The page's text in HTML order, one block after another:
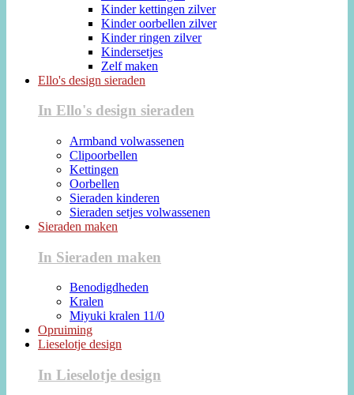
Kinder kettingen zilver
Kinder oorbellen zilver
Kinder ringen zilver
Kindersetjes
Zelf maken
Ello's design sieraden
In Ello's design sieraden
Armband volwassenen
Clipoorbellen
Kettingen
Oorbellen
Sieraden kinderen
Sieraden setjes volwassenen
Sieraden maken
In Sieraden maken
Benodigdheden
Kralen
Miyuki kralen 11/0
Opruiming
Lieselotje design
In Lieselotje design